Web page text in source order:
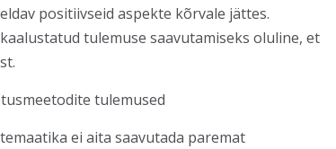
positiivseid aspekte kõrvale jättes.
tulemuse saavutamiseks oluline, et
tulemused
ei aita saavutada paremat